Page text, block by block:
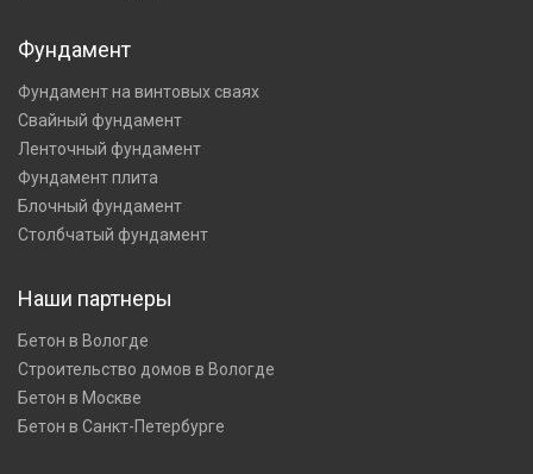
Фундамент
Фундамент на винтовых сваях
Свайный фундамент
Ленточный фундамент
Фундамент плита
Блочный фундамент
Столбчатый фундамент
Наши партнеры
Бетон в Вологде
Строительство домов в Вологде
Бетон в Москве
Бетон в Санкт-Петербурге